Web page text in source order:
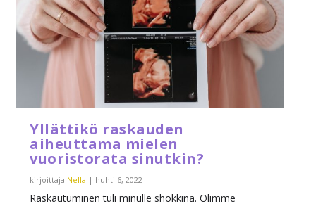
Yllättikö raskauden
aiheuttama mielen
vuoristorata sinutkin?
kirjoittaja Nella | huhti 6, 2022
Raskautuminen tuli minulle shokkina. Olimme